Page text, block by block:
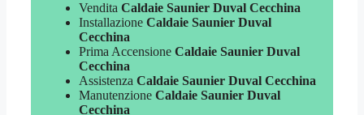
Vendita Caldaie Saunier Duval Cecchina
Installazione Caldaie Saunier Duval
Cecchina
Prima Accensione Caldaie Saunier Duval
Cecchina
Assistenza Caldaie Saunier Duval Cecchina
Manutenzione Caldaie Saunier Duval
Cecchina